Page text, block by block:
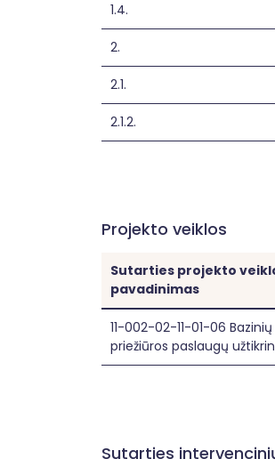
1.4.
2.
2.1.
2.1.2.
Projekto veiklos
Sutarties projekto
pavadinimas
11-002-02-11-01-06
priežiūros paslaugų
Sutarties